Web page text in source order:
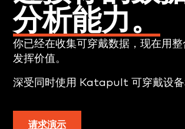
分析能力。
你已经在收集可穿戴数据，现在用
发挥价值。
深受同时使用 Katapult 可穿戴设备
请求演示